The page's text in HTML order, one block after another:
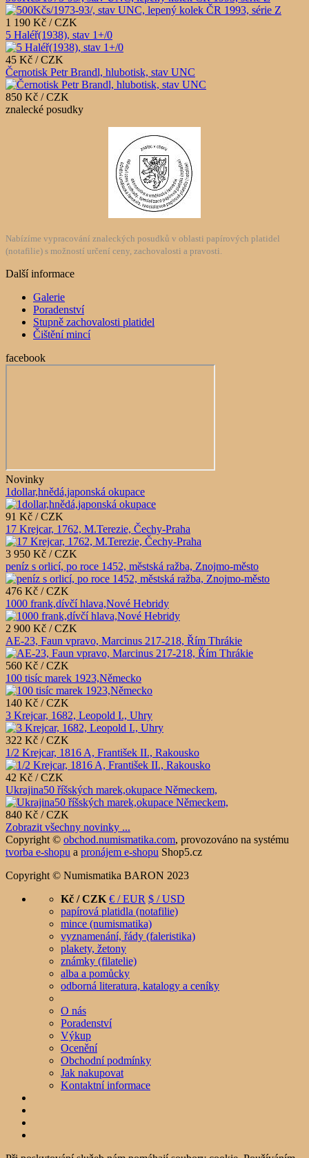
1 190 Kč / CZK
5 Haléř(1938), stav 1+/0
45 Kč / CZK
Černotisk Petr Brandl, hlubotisk, stav UNC
850 Kč / CZK
znalecké posudky
Nabízíme vypracování znaleckých posudků v oblasti papírových platidel
(notafilie) s možností určení ceny, zachovalosti a pravosti.
Další informace
Galerie
Poradenství
Stupně zachovalosti platidel
Čištění mincí
facebook
Novinky
1dollar,hnědá,japonská okupace
91 Kč / CZK
17 Krejcar, 1762, M.Terezie, Čechy-Praha
3 950 Kč / CZK
peníz s orlicí, po roce 1452, městská ražba, Znojmo-město
476 Kč / CZK
1000 frank,dívčí hlava,Nové Hebridy
2 900 Kč / CZK
AE-23, Faun vpravo, Marcinus 217-218, Řím Thrákie
560 Kč / CZK
100 tisíc marek 1923,Německo
140 Kč / CZK
3 Krejcar, 1682, Leopold I., Uhry
322 Kč / CZK
1/2 Krejcar, 1816 A, František II., Rakousko
42 Kč / CZK
Ukrajina50 říšských marek,okupace Německem,
840 Kč / CZK
Zobrazit všechny novinky ...
Copyright © obchod.numismatika.com, provozováno na systému
tvorba e-shopu a pronájem e-shopu Shop5.cz
Copyright © Numismatika BARON 2023
Kč / CZK € / EUR $ / USD
papírová platidla (notafilie)
mince (numismatika)
vyznamenání, řády (faleristika)
plakety, žetony
známky (filatelie)
alba a pomůcky
odborná literatura, katalogy a ceníky
O nás
Poradenství
Výkup
Ocenění
Obchodní podmínky
Jak nakupovat
Kontaktní informace